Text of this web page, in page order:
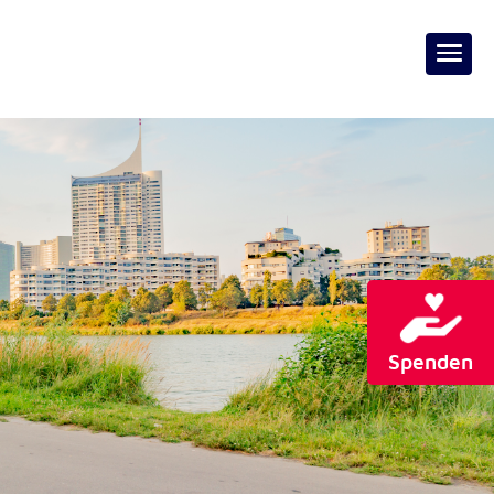
Spenden